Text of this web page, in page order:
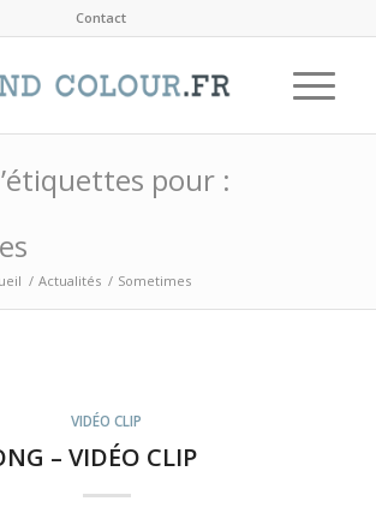
Contact
pour :
/ Actualités / Sometimes
VIDÉO CLIP
– VIDÉO CLIP